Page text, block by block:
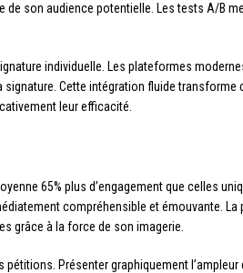
son audience potentielle. Les tests A/B
individuelle. Les plateformes
Cette intégration fluide transforme
leur efficacité.
65% plus d’engagement que celles
compréhensible et émouvante. La
grâce à la force de son imagerie.
Présenter graphiquement